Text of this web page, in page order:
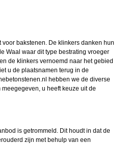
bakstenen. De klinkers danken hun
Waal waar dit type bestrating vroeger
de klinkers vernoemd naar het gebied
u de plaatsnamen terug in de
hebben we de diverse
u heeft keuze uit de
is getrommeld. Dit houdt in dat de
zijn met behulp van een